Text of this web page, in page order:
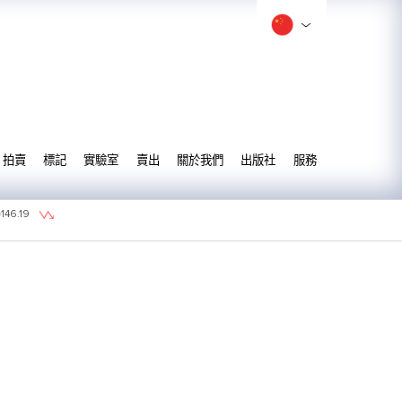
拍賣 標記 實驗室 賣出 關於我們 出版社 服務
146.19